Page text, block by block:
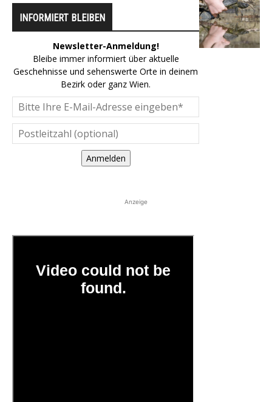
INFORMIERT BLEIBEN
Newsletter-Anmeldung!
Bleibe immer informiert über aktuelle
Geschehnisse und sehenswerte Orte in deinem
Bezirk oder ganz Wien.
Anmelden
Anzeige